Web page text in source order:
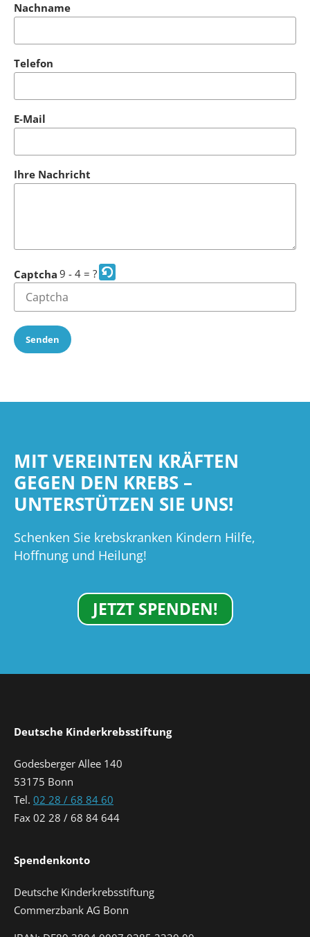
Nachname
Telefon
E-Mail
Ihre Nachricht
Captcha 9 - 4 = ?
Senden
MIT VEREINTEN KRÄFTEN
GEGEN DEN KREBS –
UNTERSTÜTZEN SIE UNS!
Schenken Sie krebskranken Kindern Hilfe,
Hoffnung und Heilung!
JETZT SPENDEN!
Deutsche Kinderkrebsstiftung
Godesberger Allee 140
53175 Bonn
Tel. 02 28 / 68 84 60
Fax 02 28 / 68 84 644
Spendenkonto
Deutsche Kinderkrebsstiftung
Commerzbank AG Bonn